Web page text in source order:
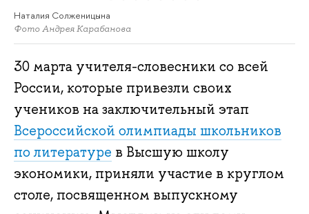
Наталия Солженицына
Фото Андрея Карабанова
30 марта учителя-словесники со всей
России, которые привезли своих
учеников на заключительный этап
Всероссийской олимпиады школьников
по литературе в Высшую школу
экономики, приняли участие в круглом
столе, посвященном выпускному